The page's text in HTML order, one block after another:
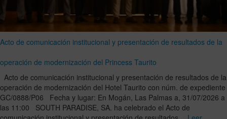
Acto de comunicación institucional y presentación de resultados de la
operación de modernización del Princess Taurito
Acto de comunicación institucional y presentación de resultados de la
operación de modernización del Hotel Taurito con núm. de expediente
GC/0888/P06 Fecha y lugar: En Mogán, Las Palmas a, 31/07/2026 a
las 11:00 SOUTH PARADISE, SA. ha celebrado el Acto de